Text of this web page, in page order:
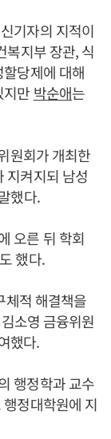
기자의 지적이
복지부 장관, 식
당제에 대해
지만 박순애는
원회가 개최한
지켜지되 남성
했다.
오른 뒤 학회
했다.
체적 해결책을
소영 금융위원
했다.
행정학과 교수
정대학원에 지